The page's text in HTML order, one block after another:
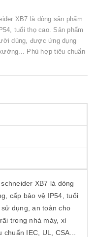
XB7 là dòng sản phẩm
tuổi thọ cao. Sản phẩm
dùng, được ứng dụng
Phù hợp tiêu chuẩn
XB7 là dòng
cấp bảo vệ IP54, tuổi
dụng, an toàn cho
trong nhà máy, xí
IEC, UL, CSA...